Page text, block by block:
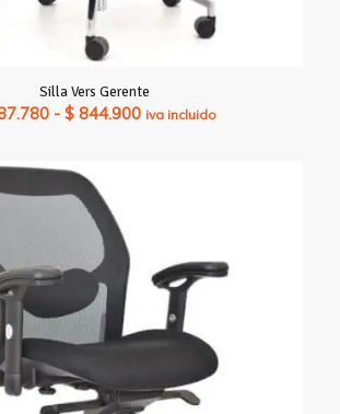
Silla Vers Gerente
- $ 844.900Rango
$ 844.900
iva incluido